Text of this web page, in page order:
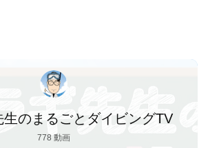
のまるごとダイビングTV
778 動画